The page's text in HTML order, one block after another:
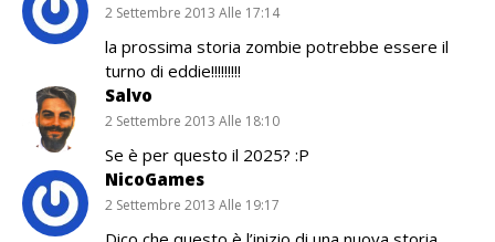
2 Settembre 2013 Alle 17:14
la prossima storia zombie potrebbe essere il
turno di eddie!!!!!!!!!
Salvo
2 Settembre 2013 Alle 18:10
Se è per questo il 2025? :P
NicoGames
2 Settembre 2013 Alle 19:17